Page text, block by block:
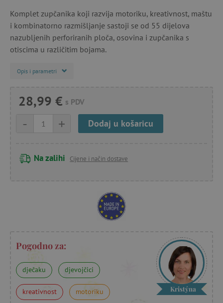
Komplet zupčanika koji razvija motoriku, kreativnost, maštu
i kombinatorno razmišljanje sastoji se od 55 dijelova
nazubljenih perforiranih ploča, osovina i zupčanika s
otiscima u različitim bojama.
Opis i parametri
28,99 € s PDV
+
- Dodaj u košaricu
Na zalihi Cijene i način dostave
Pogodno za:
dječaku djevojčici
kreativnost motoriku Kristýna